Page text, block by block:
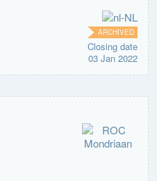
ARCHIVED
Closing date
03 Jan 2022